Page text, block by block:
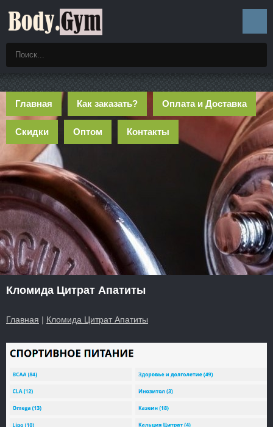
Главная Как заказать? Оплата и Доставка
Скидки Оптом Контакты
Кломида Цитрат Апатиты
Главная | Кломида Цитрат Апатиты